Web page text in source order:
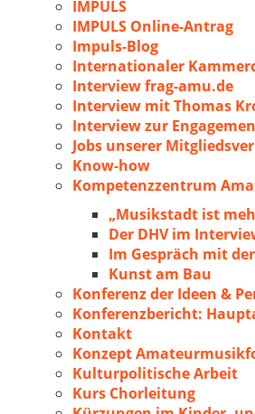
IMPULS
IMPULS Online-Antrag
Impuls-Blog
Internationaler
Interview frag-amu.de
Interview mit Thomas
Interview zur
Jobs unserer
Know-how
Kompetenzzentrum
„Musikstadt ist
Der DHV im
Im Gespräch mit
Kunst am Bau
Konferenz der Ideen &
Konferenzbericht:
Kontakt
Konzept
Kulturpolitische Arbeit
Kurs Chorleitung